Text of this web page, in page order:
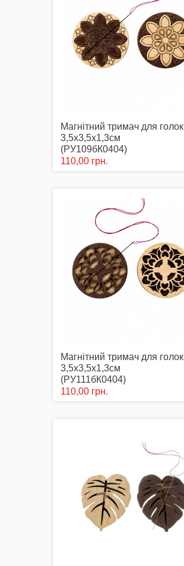
Магнітний тримач для голок
3,5х3,5х1,3см
(РУ109бК0404)
110,00 грн.
Магнітний тримач для голок
3,5х3,5х1,3см
(РУ111бК0404)
110,00 грн.